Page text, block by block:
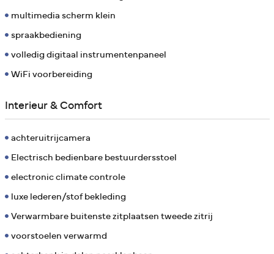
multimedia scherm klein
spraakbediening
volledig digitaal instrumentenpaneel
WiFi voorbereiding
Interieur & Comfort
achteruitrijcamera
Electrisch bedienbare bestuurdersstoel
electronic climate controle
luxe lederen/stof bekleding
Verwarmbare buitenste zitplaatsen tweede zitrij
voorstoelen verwarmd